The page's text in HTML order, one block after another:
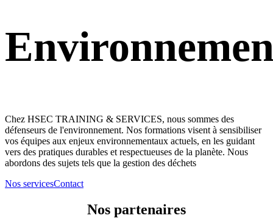
Chez HSEC TRAINING & SERVICES, nous sommes des
défenseurs de l'environnement. Nos formations visent à sensibiliser
vos équipes aux enjeux environnementaux actuels, en les guidant
vers des pratiques durables et respectueuses de la planète. Nous
abordons des sujets tels que la gestion des déchets
Nos servicesContact
Nos partenaires